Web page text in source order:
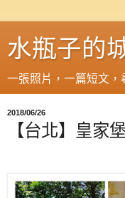
水瓶子的
一張照片，一篇短文，
2018/06/26
【台北】皇家